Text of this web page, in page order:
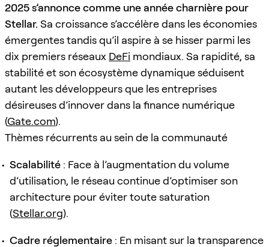
2025 s’annonce comme une année charnière pour
Stellar. Sa croissance s’accélère dans les économies
émergentes tandis qu’il aspire à se hisser parmi les
dix premiers réseaux DeFi mondiaux. Sa rapidité, sa
stabilité et son écosystème dynamique séduisent
autant les développeurs que les entreprises
désireuses d’innover dans la finance numérique
(Gate.com).
Thèmes récurrents au sein de la communauté
Scalabilité : Face à l’augmentation du volume
d’utilisation, le réseau continue d’optimiser son
architecture pour éviter toute saturation
(Stellar.org).
Cadre réglementaire : En misant sur la transparence